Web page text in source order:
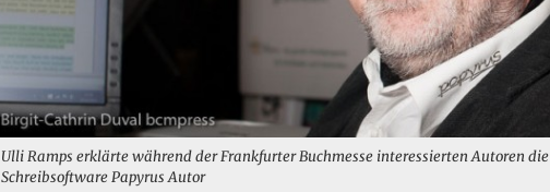
Ulli Ramps erklärte während der Frankfurter Buchmesse interessierten Autoren die
Schreibsoftware Papyrus Autor